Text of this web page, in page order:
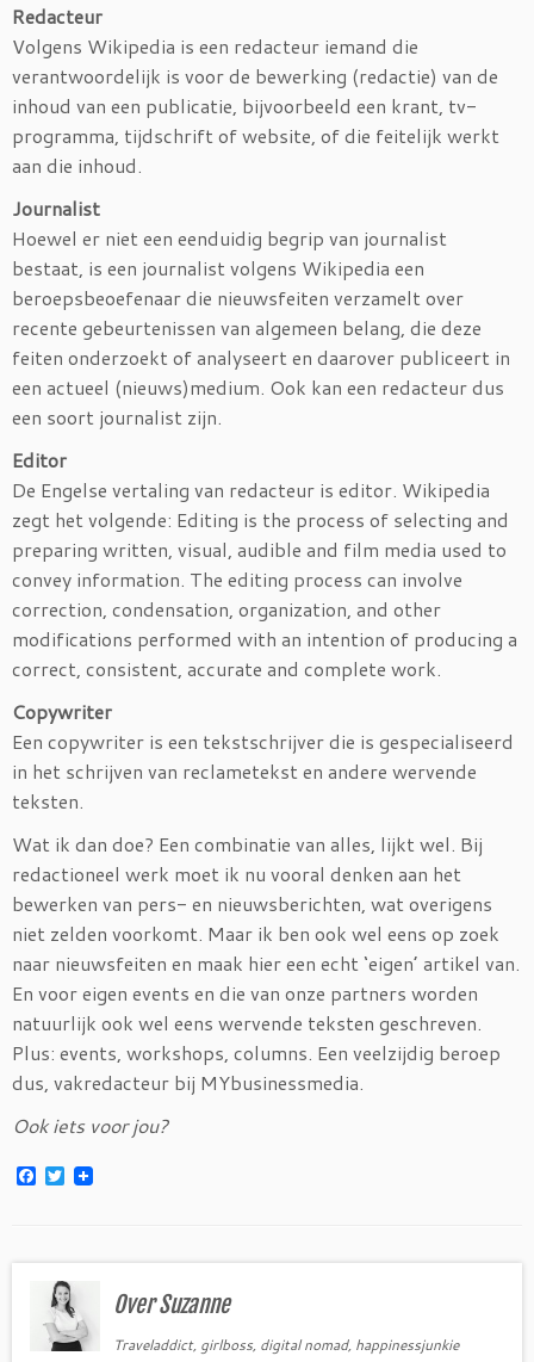
Redacteur
Volgens Wikipedia is een redacteur iemand die
verantwoordelijk is voor de bewerking (redactie) van de
inhoud van een publicatie, bijvoorbeeld een krant, tv-
programma, tijdschrift of website, of die feitelijk werkt
aan die inhoud.
Journalist
Hoewel er niet een eenduidig begrip van journalist
bestaat, is een journalist volgens Wikipedia een
beroepsbeoefenaar die nieuwsfeiten verzamelt over
recente gebeurtenissen van algemeen belang , die deze
feiten onderzoekt of analyseert en daarover publiceert in
een actueel (nieuws)medium. Ook kan een redacteur dus
een soort journalist zijn.
Editor
De Engelse vertaling van redacteur is editor. Wikipedia
zegt het volgende: Editing is the process of selecting and
preparing written, visual, audible and film media used to
convey information. The editing process can involve
correction, condensation, organization, and other
modifications performed with an intention of producing a
correct, consistent, accurate and complete work.
Copywriter
Een copywriter is een tekstschrijverdie is gespecialiseerd
in het schrijven van reclametekst en andere wervende
teksten.
Wat ik dan doe? Een combinatie van alles, lijkt wel. Bij
redactioneel werk moet ik nu vooral denken aan het
bewerken van pers- en nieuwsberichten, wat overigens
niet zelden voorkomt. Maar ik ben ook wel eens op zoek
naar nieuwsfeiten en maak hier een echt ‘eigen’ artikel van.
En voor eigen events en die van onze partners worden
natuurlijk ook wel eens wervende teksten geschreven.
Plus: events, workshops, columns. Een veelzijdig beroep
dus, vakredacteur bij MYbusinessmedia.
Ook iets voor jou?
F
o
T
w
e
r
Over Suzanne
Traveladdict, girlboss, digital nomad, happinessjunkie